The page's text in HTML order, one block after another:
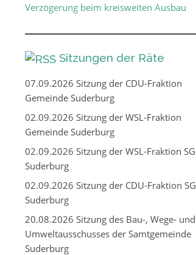
Verzögerung beim kreisweiten Ausbau
Sitzungen der Räte
07.09.2026 Sitzung der CDU-Fraktion
Gemeinde Suderburg
02.09.2026 Sitzung der WSL-Fraktion
Gemeinde Suderburg
02.09.2026 Sitzung der WSL-Fraktion SG
Suderburg
02.09.2026 Sitzung der CDU-Fraktion SG
Suderburg
20.08.2026 Sitzung des Bau-, Wege- und
Umweltausschusses der Samtgemeinde
Suderburg